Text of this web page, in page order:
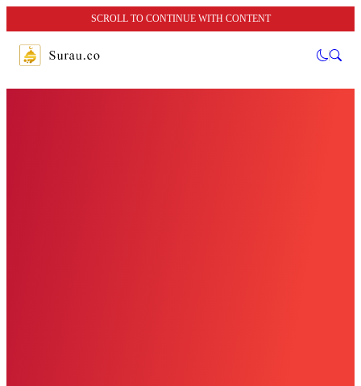
SCROLL TO CONTINUE WITH CONTENT